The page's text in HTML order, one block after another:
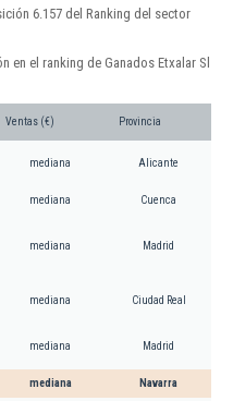
6.157 del Ranking del sector
el ranking de Ganados Etxalar Sl
Ventas (€) Provincia
mediana Alicante
mediana Cuenca
mediana Madrid
mediana Ciudad Real
mediana Madrid
mediana Navarra